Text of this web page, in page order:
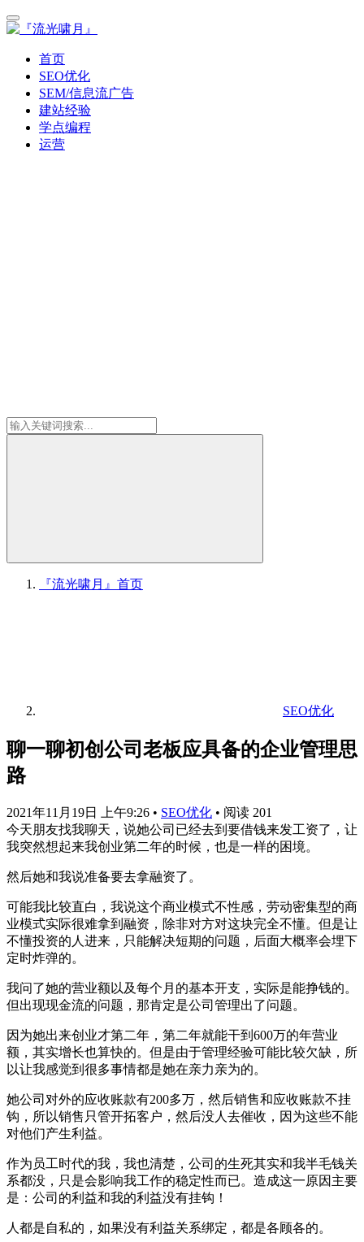
首页
SEO优化
SEM/信息流广告
建站经验
学点编程
运营
『流光啸月』 首页
SEO优化
聊一聊初创公司老板应具备的企业管理思
路
2021年11月19日 上午9:26 • SEO优化 • 阅读 201
今天朋友找我聊天，说她公司已经去到要借钱来发工资了，让
我突然想起来我创业第二年的时候，也是一样的困境。
然后她和我说准备要去拿融资了。
可能我比较直白，我说这个商业模式不性感，劳动密集型的商
业模式实际很难拿到融资，除非对方对这块完全不懂。但是让
不懂投资的人进来，只能解决短期的问题，后面大概率会埋下
定时炸弹的。
我问了她的营业额以及每个月的基本开支，实际是能挣钱的。
但出现现金流的问题，那肯定是公司管理出了问题。
因为她出来创业才第二年，第二年就能干到600万的年营业
额，其实增长也算快的。但是由于管理经验可能比较欠缺，所
以让我感觉到很多事情都是她在亲力亲为的。
她公司对外的应收账款有200多万，然后销售和应收账款不挂
钩，所以销售只管开拓客户，然后没人去催收，因为这些不能
对他们产生利益。
作为员工时代的我，我也清楚，公司的生死其实和我半毛钱关
系都没，只是会影响我工作的稳定性而已。造成这一原因主要
是：公司的利益和我的利益没有挂钩！
人都是自私的，如果没有利益关系绑定，都是各顾各的。